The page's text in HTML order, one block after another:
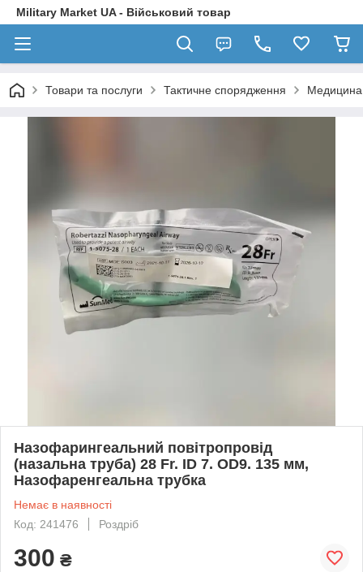
Military Market UA - Військовий товар
Товари та послуги Тактичне спорядження Медицина
Назофарингеальний повітропровід
(назальна труба) 28 Fr. ID 7. OD9. 135 мм,
Назофаренгеальна трубка
Немає в наявності
Код: 241476
Роздріб
300 ₴